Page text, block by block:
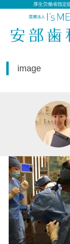
厚生労働省指定
image